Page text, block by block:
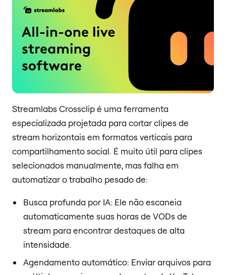
Streamlabs Crossclip é uma ferramenta
especializada projetada para cortar clipes de
stream horizontais em formatos verticais para
compartilhamento social. É muito útil para clipes
selecionados manualmente, mas falha em
automatizar o trabalho pesado de:
Busca profunda por IA: Ele não escaneia
automaticamente suas horas de VODs de
stream para encontrar destaques de alta
intensidade.
Agendamento automático: Enviar arquivos para